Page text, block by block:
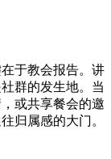
于教会报告。讲
群的发生地。当
或共享餐会的邀
归属感的大门。